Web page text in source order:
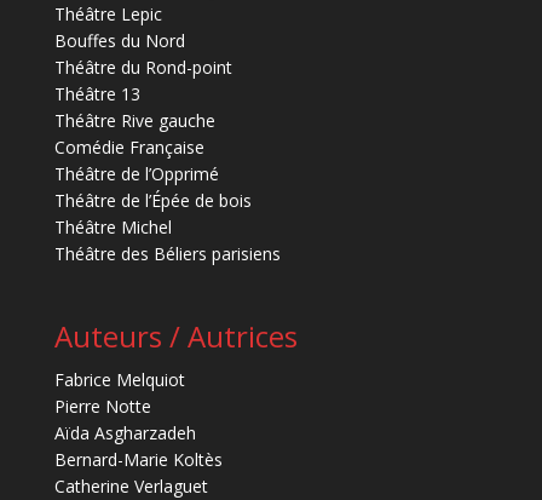
Théâtre Lepic
Bouffes du Nord
Théâtre du Rond-point
Théâtre 13
Théâtre Rive gauche
Comédie Française
Théâtre de l’Opprimé
Théâtre de l’Épée de bois
Théâtre Michel
Théâtre des Béliers parisiens
Auteurs / Autrices
Fabrice Melquiot
Pierre Notte
Aïda Asgharzadeh
Bernard-Marie Koltès
Catherine Verlaguet